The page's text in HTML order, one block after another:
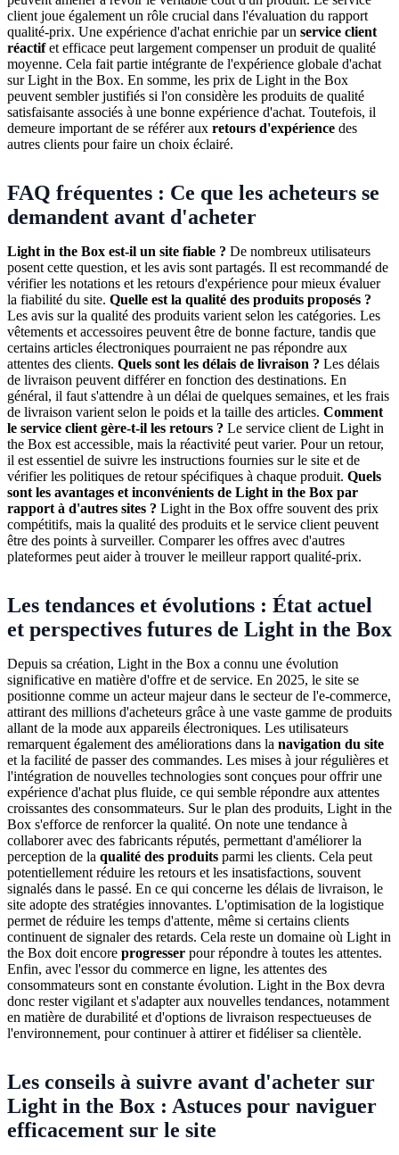
client joue également un rôle crucial dans l'évaluation du rapport
qualité-prix. Une expérience d'achat enrichie par un service client
réactifet efficace peut largement compenser un produit de qualité
moyenne. Cela fait partie intégrante de l'expérience globale d'achat
sur Light in the Box. En somme, les prix de Light in the Box
peuvent sembler justifiés si l'on considère les produits de qualité
satisfaisante associés à une bonne expérience d'achat. Toutefois, il
demeure important de se référer aux retours d'expérience des
autres clients pour faire un choix éclairé.
FAQ fréquentes : Ce que les acheteurs se
demandent avant d'acheter
Light in the Box est-il un site fiable ? De nombreux utilisateurs
posent cette question, et les avis sont partagés. Il est recommandé de
vérifier les notations et les retours d'expérience pour mieux évaluer
la fiabilité du site. Quelle est la qualité des produits proposés ?
Les avis sur la qualité des produits varient selon les catégories. Les
vêtements et accessoires peuvent être de bonne facture, tandis que
certains articles électroniques pourraient ne pas répondre aux
attentes des clients. Quels sont les délais de livraison ? Les délais
de livraison peuvent différer en fonction des destinations. En
général, il faut s'attendre à un délai de quelques semaines, et les frais
de livraison varient selon le poids et la taille des articles. Comment
le service client gère-t-il les retours ? Le service client de Light in
the Box est accessible, mais la réactivité peut varier. Pour un retour,
il est essentiel de suivre les instructions fournies sur le site et de
vérifier les politiques de retour spécifiques à chaque produit. Quels
sont les avantages et inconvénients de Light in the Box par
rapport à d'autres sites ? Light in the Box offre souvent des prix
compétitifs, mais la qualité des produits et le service client peuvent
être des points à surveiller. Comparer les offres avec d'autres
plateformes peut aider à trouver le meilleur rapport qualité-prix.
Les tendances et évolutions : État actuel
et perspectives futures de Light in the Box
Depuis sa création, Light in the Box a connu une évolution
significative en matière d'offre et de service. En 2025, le site se
positionne comme un acteur majeur dans le secteur de l'e-commerce,
attirant des millions d'acheteurs grâce à une vaste gamme de produits
allant de la mode aux appareils électroniques. Les utilisateurs
remarquent également des améliorations dans la navigation du site
et la facilité de passer des commandes. Les mises à jour régulières et
l'intégration de nouvelles technologies sont conçues pour offrir une
expérience d'achat plus fluide, ce qui semble répondre aux attentes
croissantes des consommateurs. Sur le plan des produits, Light in the
Box s'efforce de renforcer la qualité. On note une tendance à
collaborer avec des fabricants réputés, permettant d'améliorer la
perception de la qualité des produits parmi les clients. Cela peut
potentiellement réduire les retours et les insatisfactions, souvent
signalés dans le passé. En ce qui concerne les délais de livraison, le
site adopte des stratégies innovantes. L'optimisation de la logistique
permet de réduire les temps d'attente, même si certains clients
continuent de signaler des retards. Cela reste un domaine où Light in
the Box doit encore progresser pour répondre à toutes les attentes.
Enfin, avec l'essor du commerce en ligne, les attentes des
consommateurs sont en constante évolution. Light in the Box devra
donc rester vigilant et s'adapter aux nouvelles tendances, notamment
en matière de durabilité et d'options de livraison respectueuses de
l'environnement, pour continuer à attirer et fidéliser sa clientèle.
Les conseils à suivre avant d'acheter sur
Light in the Box : Astuces pour naviguer
efficacement sur le site